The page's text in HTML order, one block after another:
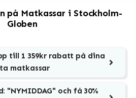
på Matkassar i Stockholm-
Globen
till 1 359kr rabatt på dina
matkassar
"NYMIDDAG" och få 30%